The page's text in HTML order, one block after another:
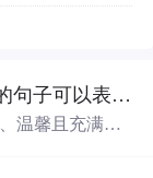
句子可以表达我
温馨且充满创